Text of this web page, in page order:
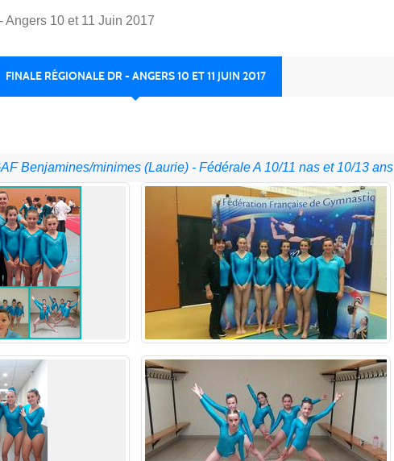
10 et 11 Juin 2017
FINALE RÉGIONALE DR - ANGERS 10 ET 11 JUIN 2017
Benjamines/minimes (Laurie) - Fédérale A 10/11 nas et 10/13 ans